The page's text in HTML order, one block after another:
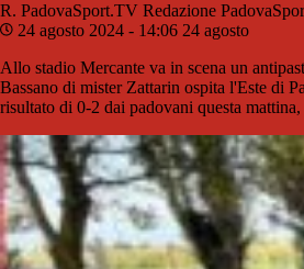
R. PadovaSport.TV Redazione
24 agosto 2024 - 14:06 24 agosto
Allo stadio Mercante va in scena un
Bassano di mister Zattarin ospita l'Este di
risultato di 0-2 dai padovani questa